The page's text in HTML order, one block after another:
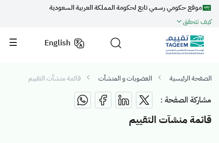
موقع حكومي رسمي تابع لحكومة المملكة العربية السعودية
كيف تتحقق
English
الصفحة الرئيسية العضويات و المنشآت قائمة منشآت التقييم
مشاركة الصفحة :
قائمة منشآت التقييم